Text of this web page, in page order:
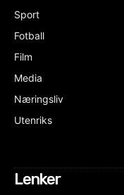
Sport
Fotball
Film
Media
Næringsliv
Utenriks
Lenker